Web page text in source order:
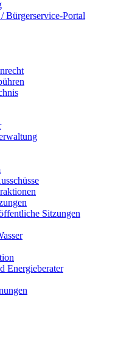
Bürgerservice-Portal
Sitzungen
Energieberater